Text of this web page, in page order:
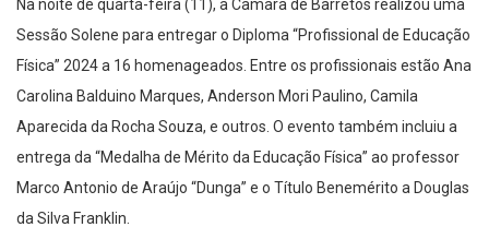
Na noite de quarta-feira (11), a Câmara de Barretos realizou uma
Sessão Solene para entregar o Diploma “Profissional de Educação
Física” 2024 a 16 homenageados. Entre os profissionais estão Ana
Carolina Balduino Marques, Anderson Mori Paulino, Camila
Aparecida da Rocha Souza, e outros. O evento também incluiu a
entrega da “Medalha de Mérito da Educação Física” ao professor
Marco Antonio de Araújo “Dunga” e o Título Benemérito a Douglas
da Silva Franklin.